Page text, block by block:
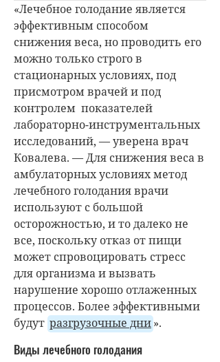
«Лечебное голодание является
эффективным способом
снижения веса, но проводить его
можно только строго в
стационарных условиях, под
присмотром врачей и под
контролем показателей
лабораторно-инструментальных
исследований, — уверена врач
Ковалева. — Для снижения веса в
амбулаторных условиях метод
лечебного голодания врачи
используют с большой
осторожностью, и то далеко не
все, поскольку отказ от пищи
может спровоцировать стресс
для организма и вызвать
нарушение хорошо отлаженных
процессов. Более эффективными
будут разгрузочные дни».
Виды лечебного голодания